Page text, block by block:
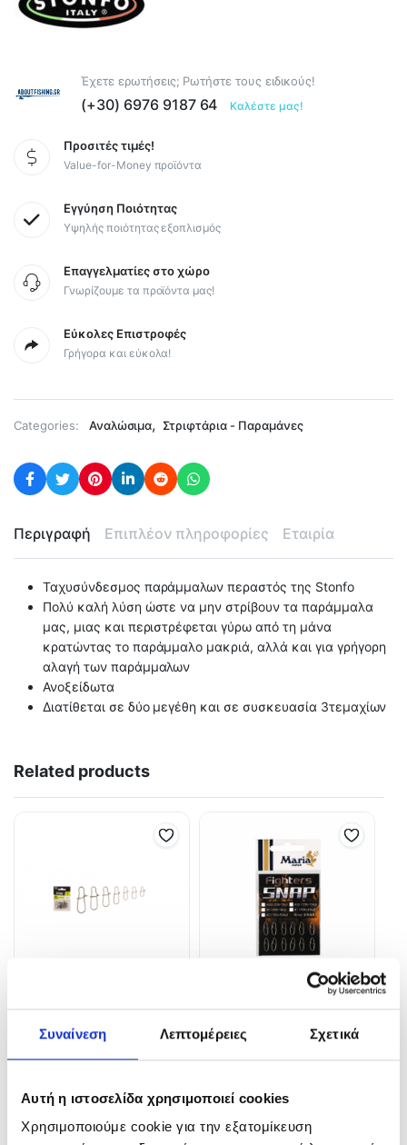
Συναίνεση Λεπτομέρειες Σχετικά
Αυτή η ιστοσελίδα χρησιμοποιεί cookies
Χρησιμοποιούμε cookie για την εξατομίκευση
Έχετε ερωτήσεις; Ρωτήστε τους ειδικούς!
(+30) 6976 9187 64 Καλέστε μας!
Προσιτές τιμές!
Value-for-Money προϊόντα
Εγγύηση Ποιότητας
Υψηλής ποιότητας εξοπλισμός
Επαγγελματίες στο χώρο
Γνωρίζουμε τα προϊόντα μας!
Εύκολες Επιστροφές
Γρήγορα και εύκολα!
Categories: Αναλώσιμα, Στριφτάρια - Παραμάνες
Περιγραφή Επιπλέον πληροφορίες Εταιρία
Ταχυσύνδεσμος παράμμαλων περαστός της Stonfo
Πολύ καλή λύση ώστε να μην στρίβουν τα παράμμαλα
μας, μιας και περιστρέφεται γύρω από τη μάνα
κρατώντας το παράμμαλο μακριά, αλλά και για γρήγορη
αλαγή των παράμμαλων
Ανοξείδωτα
Διατίθεται σε δύο μεγέθη και σε συσκευασία 3τεμαχίων
Related products
LURE Snap
3,70€
Maria Fighters Snap –
Παραμάνα
3,50€
Επιλογή